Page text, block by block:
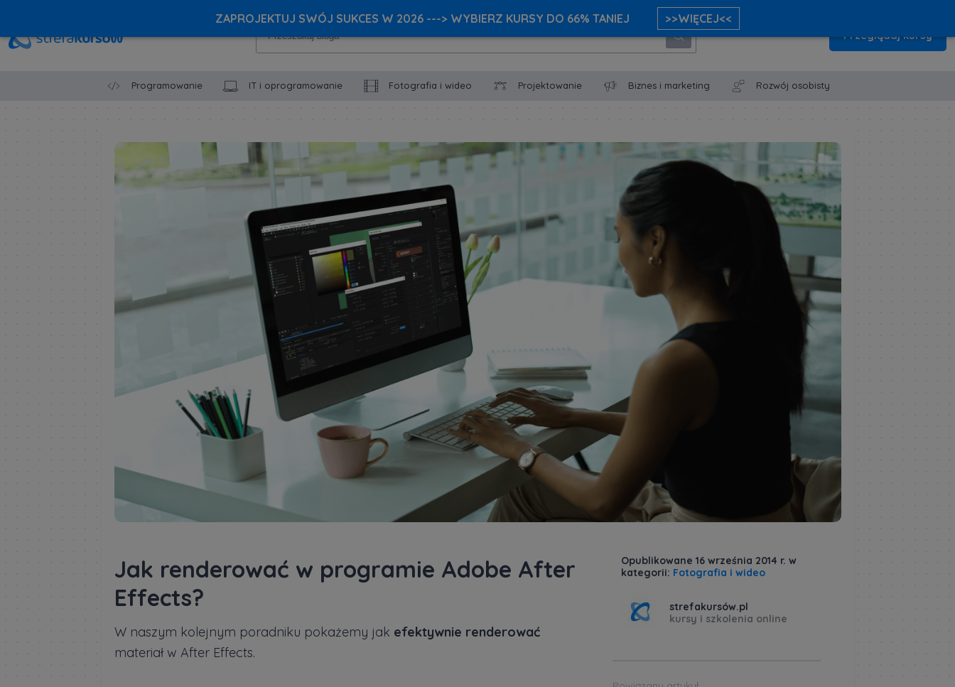
Przeglądaj kursy
Programowanie IT i oprogramowanie Fotografia i wideo Projektowanie Biznes i marketing Rozwój osobisty
Jak renderować w programie Adobe After
Effects?
W naszym kolejnym poradniku pokażemy jak efektywnie renderować
materiał w After Effects.
Opublikowane 16 września 2014 r. w
kategorii: Fotografia i wideo
strefakursów.pl
kursy i szkolenia online
ZAPROJEKTUJ SWÓJ SUKCES W 2026 ---> WYBIERZ KURSY DO 66% TANIEJ >>WIĘCEJ<<